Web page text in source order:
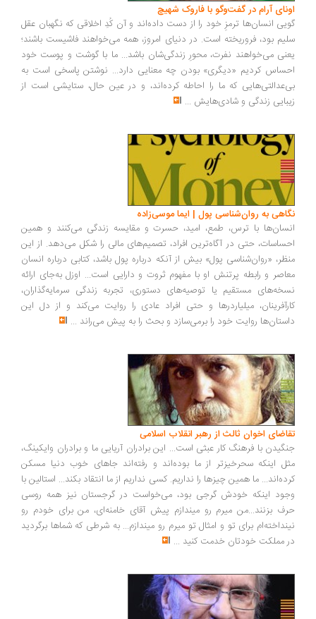
آرام در گفت‌وگو با فاروک شهیچ‭
انسان‌ها ترمزِ خود را از دست داده‌اند و آن کُدِ اخلاقی که نگهبان عقل
بود، فروریخته است. در دنیای امروز، همه می‌خواهند فاشیست باشند؛
می‌خواهند نفرت، محورِ زندگی‌شان باشد... ما با گوشت و پوست خود
کردیم «دیگری» بودن چه معنایی دارد... نوشتن پاسخی است به
که ما را احاطه کرده‌اند، و در عین حال، ستایشی است از
زندگی و شادی‌هایش...
به روان‌شناسی پول | ایما موسی‌زاده
با ترس، طمع، امید، حسرت و مقایسه زندگی می‌کنند و همین
حتی در آگاه‌ترین افراد، تصمیم‌های مالی را شکل می‌دهد. از این
«روان‌شناسی پول» بیش از آنکه درباره پول باشد، کتابی درباره انسان
و رابطه پرتنش او با مفهوم ثروت و دارایی است... اوزل به‌جای ارائه
مستقیم یا توصیه‌های دستوری، تجربه زندگی سرمایه‌گذاران،
میلیاردرها و حتی افراد عادی را روایت می‌کند و از دل این
روایت خود را برمی‌سازد و بحث را به پیش می‌راند ...
اخوان ثالث از رهبر انقلاب اسلامی
با فرهنگ کار عبثی است... این برادران آریایی ما و برادران وایکینگ،
اینکه سحرخیزتر از ما بوده‌اند و رفته‌اند جاهای خوب دنیا مسکن
ما همین چیزها را نداریم. کسی نداریم از ما انتقاد بکند... استالین با
اینکه خودش گرجی بود، می‌خواست در گرجستان نیز همه روسی
بزنند...من میرم رو میندازم پیش آقای خامنه‌ای، من برای خودم رو
برای تو و امثال تو میرم رو میندازم... به شرطی که شماها برگردید
مملکت خودتان خدمت کنید...